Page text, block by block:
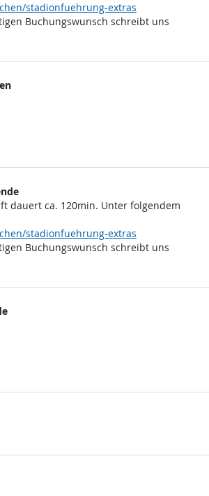
stadionfuehrung-extras
Buchungswunsch schreibt uns
dauert ca. 120min. Unter folgendem
stadionfuehrung-extras
Buchungswunsch schreibt uns